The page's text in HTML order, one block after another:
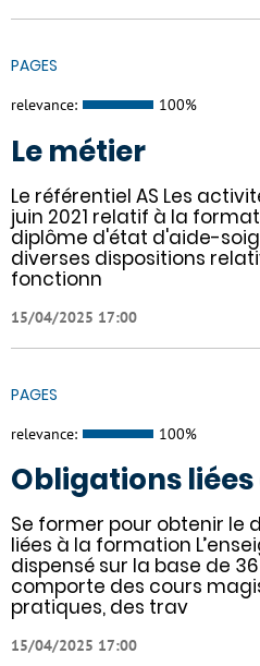
PAGES
relevance: 100%
Le métier
Le référentiel AS Les
juin 2021 relatif à la
diplôme d'état d'aide-
diverses dispositions
fonctionn
15/04/2025 17:00
PAGES
relevance: 100%
Obligations
Se former pour obtenir le
liées à la formation
dispensé sur la base de
comporte des cours
pratiques, des trav
15/04/2025 17:00